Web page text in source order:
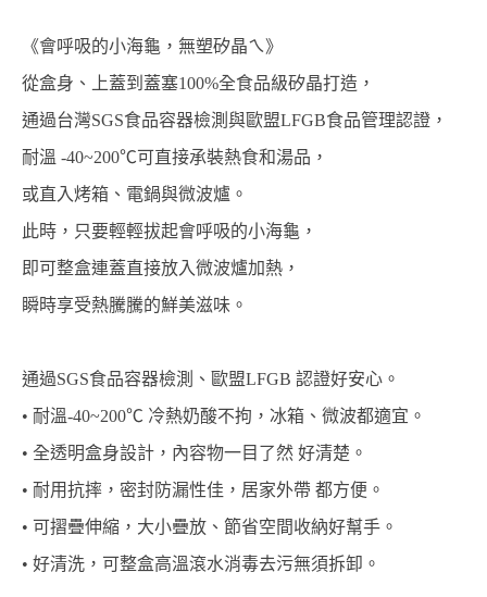
《會呼吸的小海龜，無塑矽晶ㄟ》
從盒身、上蓋到蓋塞100%全食品級矽晶打造，
通過台灣SGS食品容器檢測與歐盟LFGB食品管理認證，
耐溫 -40~200℃可直接承裝熱食和湯品，
或直入烤箱、電鍋與微波爐。
此時，只要輕輕拔起會呼吸的小海龜，
即可整盒連蓋直接放入微波爐加熱，
瞬時享受熱騰騰的鮮美滋味。
通過SGS食品容器檢測、歐盟LFGB 認證好安心。
• 耐溫-40~200℃ 冷熱奶酸不拘，冰箱、微波都適宜。
• 全透明盒身設計，內容物一目了然 好清楚。
• 耐用抗摔，密封防漏性佳，居家外帶 都方便。
• 可摺疊伸縮，大小疊放、節省空間收納好幫手。
• 好清洗，可整盒高溫滾水消毒去污無須拆卸。